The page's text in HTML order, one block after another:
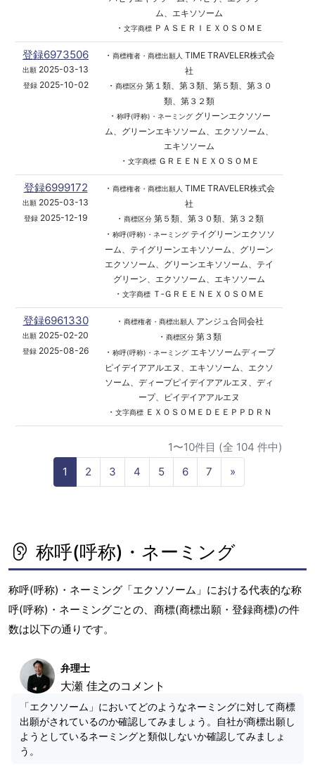
ム、エキソソーム
・ 文字商標ＰＡＳＥＲＩＥＸＯＳＯＭＥ
登録6973506
出願 2025-03-13
登録2025-10-02
・ 商標権者・商標出願人 TIME TRAVELER株式会
社
・ 商標区分第１類、第３類、第５類、第３０
類、第３２類
・ 称呼(呼称)・ネーミンググリーンエクソソー
ム、グリーンエキソソーム、エクソソーム、
エキソソーム
・ 文字商標ＧＲＥＥＮＥＸＯＳＯＭＥ
登録6999172
出願 2025-03-13
登録2025-12-19
・ 商標権者・商標出願人 TIME TRAVELER株式会
社
・ 商標区分第５類、第３０類、第３２類
・ 称呼(呼称)・ネーミングテイグリーンエクソソ
ーム、テイグリーンエキソソーム、グリーン
エクソソーム、グリーンエキソソーム、テイ
グリーン、エクソソーム、エキソソーム
・ 文字商標Ｔ‐ＧＲＥＥＮＥＸＯＳＯＭＥ
登録6961330
出願 2025-02-20
登録2025-08-26
・ 商標権者・商標出願人
アンジュ合同会社
・ 商標区分第３類
・ 称呼(呼称)・ネーミングエキソソームディープ
ピイデイアアルエヌ、エキソソーム、エクソ
ソーム、ディープピイデイアアルエヌ、ディ
ープ、ピイデイアアルエヌ
・ 文字商標ＥＸＯＳＯＭＥＤＥＥＰＰＤＲＮ
1〜10件目 (全 104 件中)
1
2 3 4 5 6 7 »
e
称呼(呼称)・ネーミング
称呼(呼称)・ネーミング「エクソソーム」における代表的な称
呼(呼称)・ネーミングごとの、商標(商標出願・登録商標)の件
数は以下の通りです。
弁理士
大瀬 佳之のコメント
「エクソソーム」においてどのようなネーミングに対して商標
出願がされているのか確認してみましょう。自社が商標出願し
ようとしているネーミングと類似しないか確認してみましょ
う。